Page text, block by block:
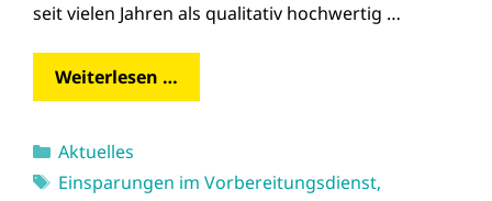
seit vielen Jahren als qualitativ hochwertig …
Weiterlesen …
Kategorien
Aktuelles
Schlagwörter
Einsparungen im Vorbereitungsdienst,